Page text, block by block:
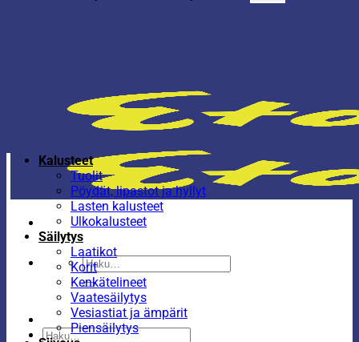
Etsi:
Etsi:
Kalusteet
Tuolit
Pöydät, lipastot ja hyllyt
Lasten kalusteet
Ulkokalusteet
Säilytys
Laatikot
Korit
Kenkätelineet
Vaatesäilytys
Vesiastiat ja ämpärit
Piensäilytys